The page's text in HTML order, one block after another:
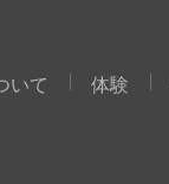
いて 体験